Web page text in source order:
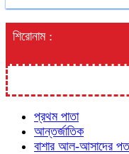
শিরোনাম :
প্রথম পাতা
আন্তর্জাতিক
বাশার আল-আসাদের